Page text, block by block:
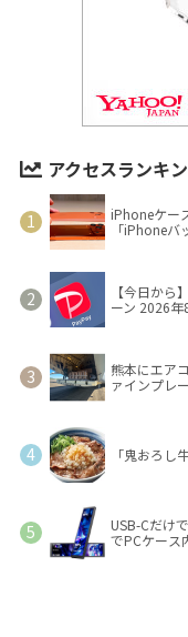
アクセスランキ
iPhoneケー
「iPhoneバ
【今日か
ーン 2026
熊本にエア
ァインプレー
「鬼おろ
USB-Cだけ
でPCケース